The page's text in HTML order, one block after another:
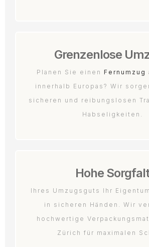
Grenzenlose
Planen Sie einen Fernumzug
innerhalb Europas? Wir
sicheren und reibungslosen
Habseligkeiten.
Hohe Sorgfalt
Ihres Umzugsguts Ihr
in sicheren Händen. Wir
hochwertige
Zürich für maximalen